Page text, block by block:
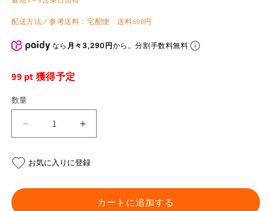
格
価
格
配送方法／参考送料：宅配便 送料698円
なら 月々3,290円から。分割手数料無料
99 pt 獲得予定
数量
POWER
ッ
X-
POWER
ッ
お気に入りに登録
カートに追加する